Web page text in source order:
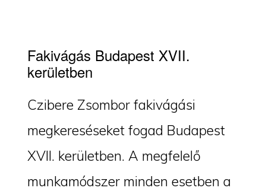
Fakivágás Budapest XVII.
kerületben
Czibere Zsombor fakivágási
megkereséseket fogad Budapest
XVII. kerületben. A megfelelő
munkamódszer minden esetben a